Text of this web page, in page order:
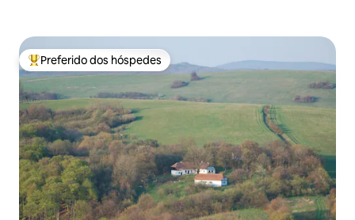
Entre os melhores preferidos dos hóspedes
Preferido dos hóspedes